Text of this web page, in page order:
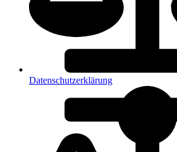
Datenschutzerklärung